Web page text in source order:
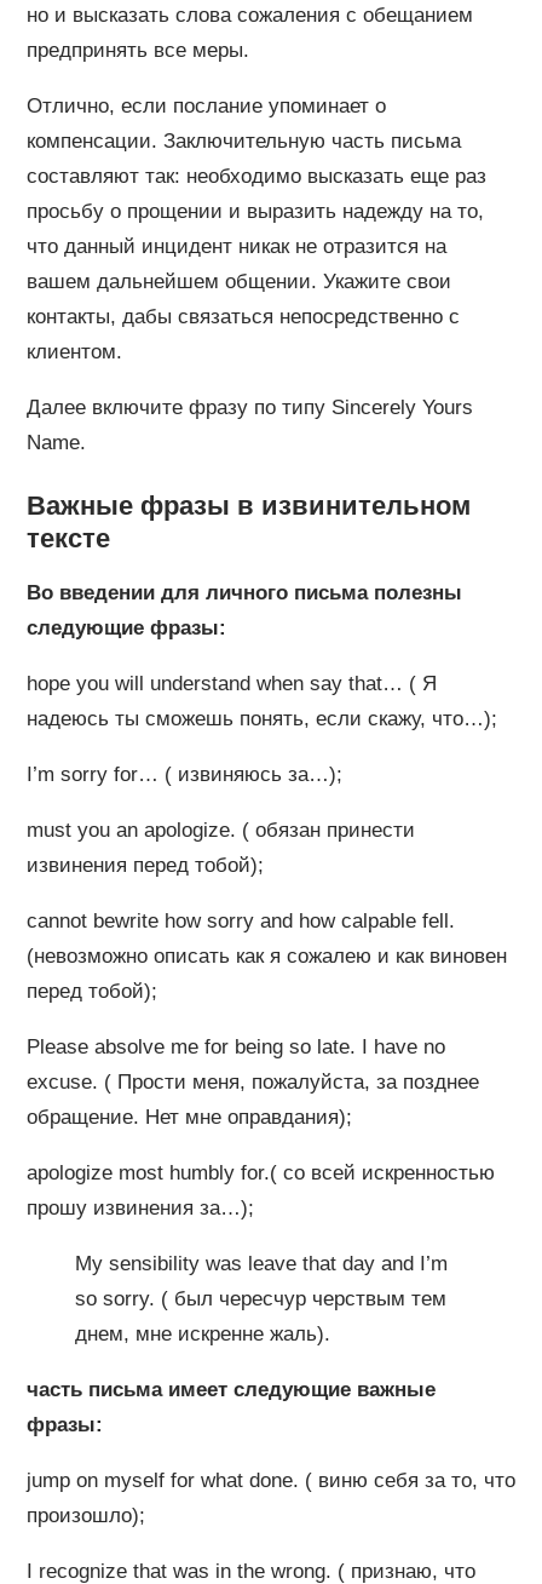
но и высказать слова сожаления с обещанием
предпринять все меры.
Отлично, если послание упоминает о
компенсации. Заключительную часть письма
составляют так: необходимо высказать еще раз
просьбу о прощении и выразить надежду на то,
что данный инцидент никак не отразится на
вашем дальнейшем общении. Укажите свои
контакты, дабы связаться непосредственно с
клиентом.
Далее включите фразу по типу Sincerely Yours
Name.
Важные фразы в извинительном
тексте
Во введении для личного письма полезны
следующие фразы:
hope you will understand when say that… ( Я
надеюсь ты сможешь понять, если скажу, что…);
I’m sorry for… ( извиняюсь за…);
must you an apologize. ( обязан принести
извинения перед тобой);
cannot bewrite how sorry and how calpable fell.
(невозможно описать как я сожалею и как виновен
перед тобой);
Please absolve me for being so late. I have no
excuse. ( Прости меня, пожалуйста, за позднее
обращение. Нет мне оправдания);
apologize most humbly for.( со всей искренностью
прошу извинения за…);
My sensibility was leave that day and I’m
so sorry. ( был чересчур черствым тем
днем, мне искренне жаль).
часть письма имеет следующие важные
фразы:
jump on myself for what done. ( виню себя за то, что
произошло);
I recognize that was in the wrong. ( признаю, что